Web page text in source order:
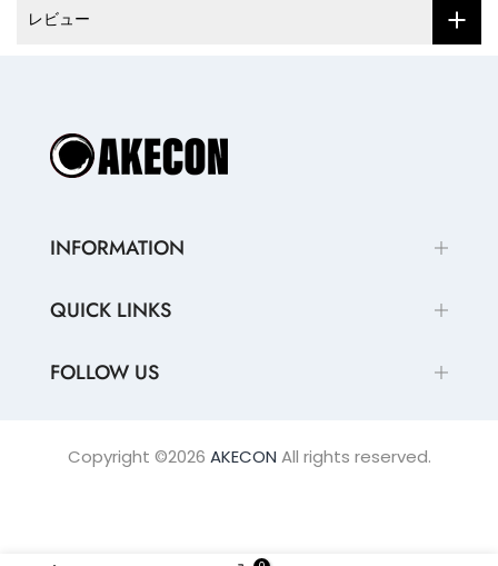
レビュー
INFORMATION
QUICK LINKS
FOLLOW US
Copyright ©2026 AKECON All rights reserved.